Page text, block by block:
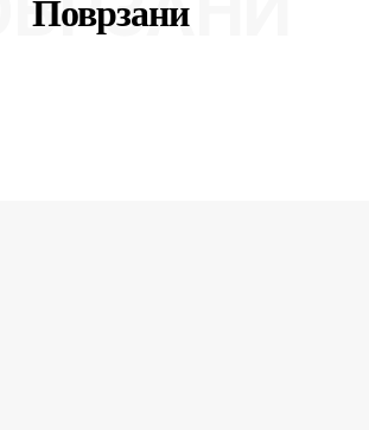
Поврзани